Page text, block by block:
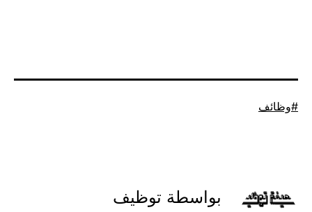
موسوم
وظائف
بواسطة توظيف